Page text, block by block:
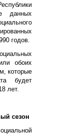
данных
годов.
обоих
которые
будет
лет.
сезон